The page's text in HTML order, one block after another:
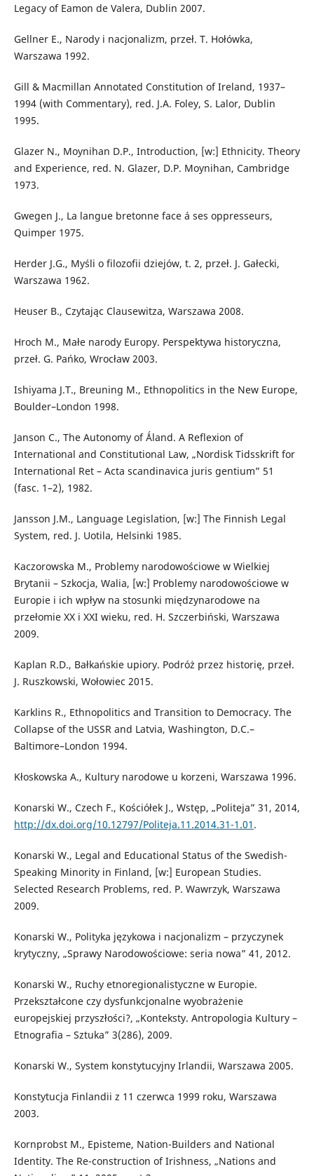
Legacy of Eamon de Valera, Dublin 2007.
Gellner E., Narody i nacjonalizm, przeł. T. Hołówka,
Warszawa 1992.
Gill & Macmillan Annotated Constitution of Ireland, 1937–
1994 (with Commentary), red. J.A. Foley, S. Lalor, Dublin
1995.
Glazer N., Moynihan D.P., Introduction, [w:] Ethnicity. Theory
and Experience, red. N. Glazer, D.P. Moynihan, Cambridge
1973.
Gwegen J., La langue bretonne face á ses oppresseurs,
Quimper 1975.
Herder J.G., Myśli o filozofii dziejów, t. 2, przeł. J. Gałecki,
Warszawa 1962.
Heuser B., Czytając Clausewitza, Warszawa 2008.
Hroch M., Małe narody Europy. Perspektywa historyczna,
przeł. G. Pańko, Wrocław 2003.
Ishiyama J.T., Breuning M., Ethnopolitics in the New Europe,
Boulder–London 1998.
Janson C., The Autonomy of Ǻland. A Reflexion of
International and Constitutional Law, „Nordisk Tidsskrift for
International Ret – Acta scandinavica juris gentium” 51
(fasc. 1–2), 1982.
Jansson J.M., Language Legislation, [w:] The Finnish Legal
System, red. J. Uotila, Helsinki 1985.
Kaczorowska M., Problemy narodowościowe w Wielkiej
Brytanii – Szkocja, Walia, [w:] Problemy narodowościowe w
Europie i ich wpływ na stosunki międzynarodowe na
przełomie XX i XXI wieku, red. H. Szczerbiński, Warszawa
2009.
Kaplan R.D., Bałkańskie upiory. Podróż przez historię, przeł.
J. Ruszkowski, Wołowiec 2015.
Karklins R., Ethnopolitics and Transition to Democracy. The
Collapse of the USSR and Latvia, Washington, D.C.–
Baltimore–London 1994.
Kłoskowska A., Kultury narodowe u korzeni, Warszawa 1996.
Konarski W., Czech F., Kościółek J., Wstęp, „Politeja” 31, 2014,
http://dx.doi.org/10.12797/Politeja.11.2014.31-1.01 .
Konarski W., Legal and Educational Status of the Swedish-
Speaking Minority in Finland, [w:] European Studies.
Selected Research Problems, red. P. Wawrzyk, Warszawa
2009.
Konarski W., Polityka językowa i nacjonalizm – przyczynek
krytyczny, „Sprawy Narodowościowe: seria nowa” 41, 2012.
Konarski W., Ruchy etnoregionalistyczne w Europie.
Przekształcone czy dysfunkcjonalne wyobrażenie
europejskiej przyszłości?, „Konteksty. Antropologia Kultury –
Etnografia – Sztuka” 3(286), 2009.
Konarski W., System konstytucyjny Irlandii, Warszawa 2005.
Konstytucja Finlandii z 11 czerwca 1999 roku, Warszawa
2003.
Kornprobst M., Episteme, Nation-Builders and National
Identity. The Re-construction of Irishness, „Nations and